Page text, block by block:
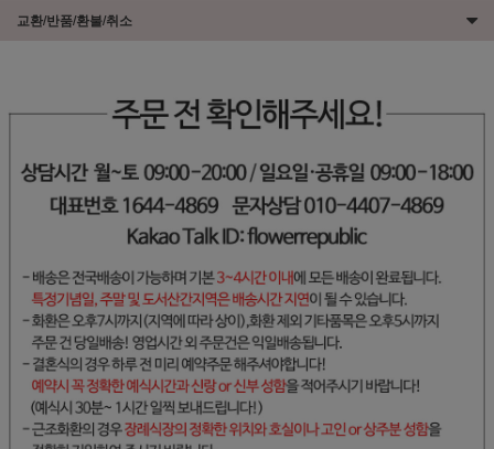
교환/반품/환불/취소